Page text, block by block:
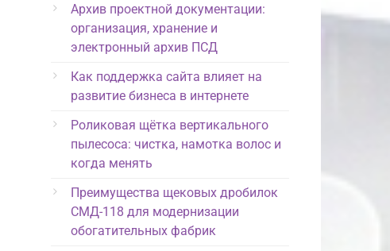
Архив проектной документации:
организация, хранение и
электронный архив ПСД
Как поддержка сайта влияет на
развитие бизнеса в интернете
Роликовая щётка вертикального
пылесоса: чистка, намотка волос и
когда менять
Преимущества щековых дробилок
СМД-118 для модернизации
обогатительных фабрик